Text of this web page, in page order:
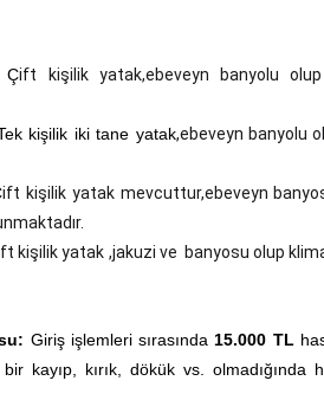
ift kişilik yatak,ebeveyn banyolu
kişilik iki tane yatak,ebeveyn banyolu
ift kişilik yatak mevcuttur,ebeveyn
kişilik yatak ,jakuzi ve banyosu olup
Giriş işlemleri sırasında 15.000 TL
kayıp, kırık, dökük vs. olmadığında